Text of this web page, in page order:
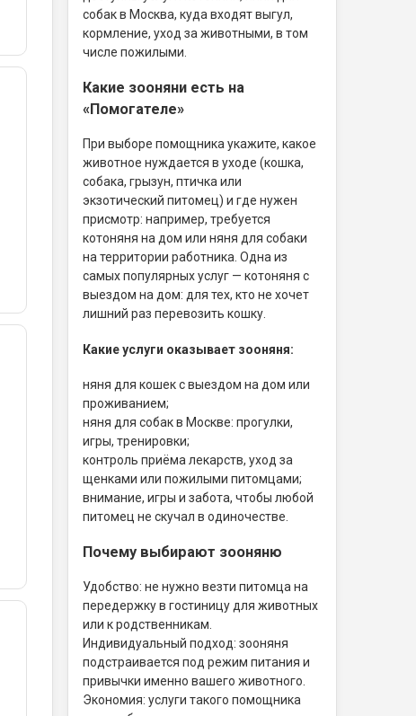
собак в Москва, куда входят выгул,
кормление, уход за животными, в том
числе пожилыми.
Какие зооняни есть на
«Помогателе»
При выборе помощника укажите, какое
животное нуждается в уходе (кошка,
собака, грызун, птичка или
экзотический питомец) и где нужен
присмотр: например, требуется
котоняня на дом или няня для собаки
на территории работника. Одна из
самых популярных услуг — котоняня с
выездом на дом: для тех, кто не хочет
лишний раз перевозить кошку.
Какие услуги оказывает зооняня:
няня для кошек с выездом на дом или
проживанием;
няня для собак в Москве: прогулки,
игры, тренировки;
контроль приёма лекарств, уход за
щенками или пожилыми питомцами;
внимание, игры и забота, чтобы любой
питомец не скучал в одиночестве.
Почему выбирают зооняню
Удобство: не нужно везти питомца на
передержку в гостиницу для животных
или к родственникам.
Индивидуальный подход: зооняня
подстраивается под режим питания и
привычки именно вашего животного.
Экономия: услуги такого помощника